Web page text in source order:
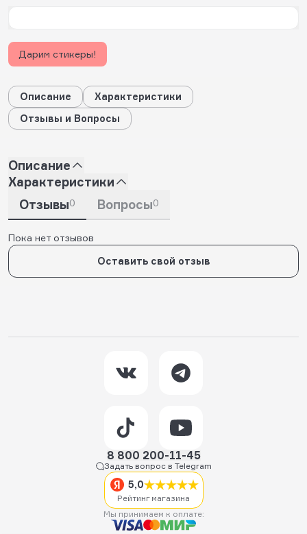
Дарим стикеры!
Описание
Характеристики
Отзывы и Вопросы
Описание
Характеристики
Отзывы0 Вопросы0
Пока нет отзывов
Оставить свой отзыв
8 800 200-11-45
Задать вопрос в Telegram
5,0
Рейтинг магазина
Мы принимаем к оплате: